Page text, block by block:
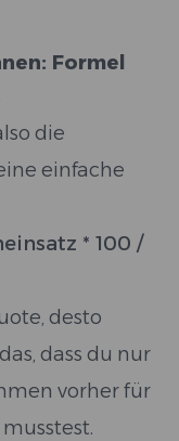
Formel
die
einfache
* 100 /
desto
dass du nur
vorher für